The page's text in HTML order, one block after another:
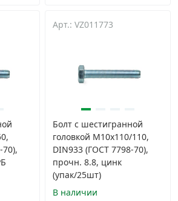
крепежа ›
хозяйственные
›
оборудование
Арт.: VZ011773
Болт с шестигранной
головкой М10х110/110,
DIN933 (ГОСТ 7798-70),
прочн. 8.8, цинк
(упак/25шт)
В наличии